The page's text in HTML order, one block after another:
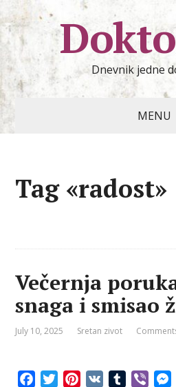
Dnevnik jedne
MENU
Tag «radost»
Večernja
snaga i smisao
July 10, 2025 Sretan zivot
T